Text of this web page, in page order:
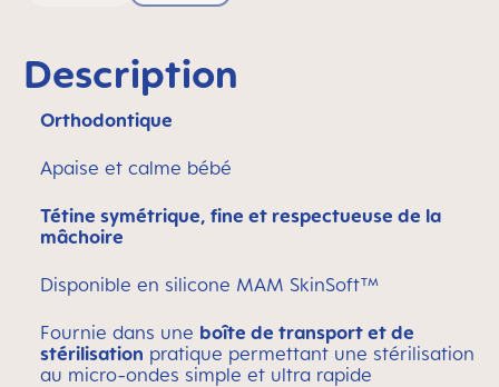
Description
Orthodontique
Apaise et calme bébé
Tétine symétrique, fine et respectueuse de la
mâchoire
Disponible en silicone MAM SkinSoft™
Fournie dans une boîte de transport et de
stérilisation pratique permettant une stérilisation
au micro-ondes simple et ultra rapide